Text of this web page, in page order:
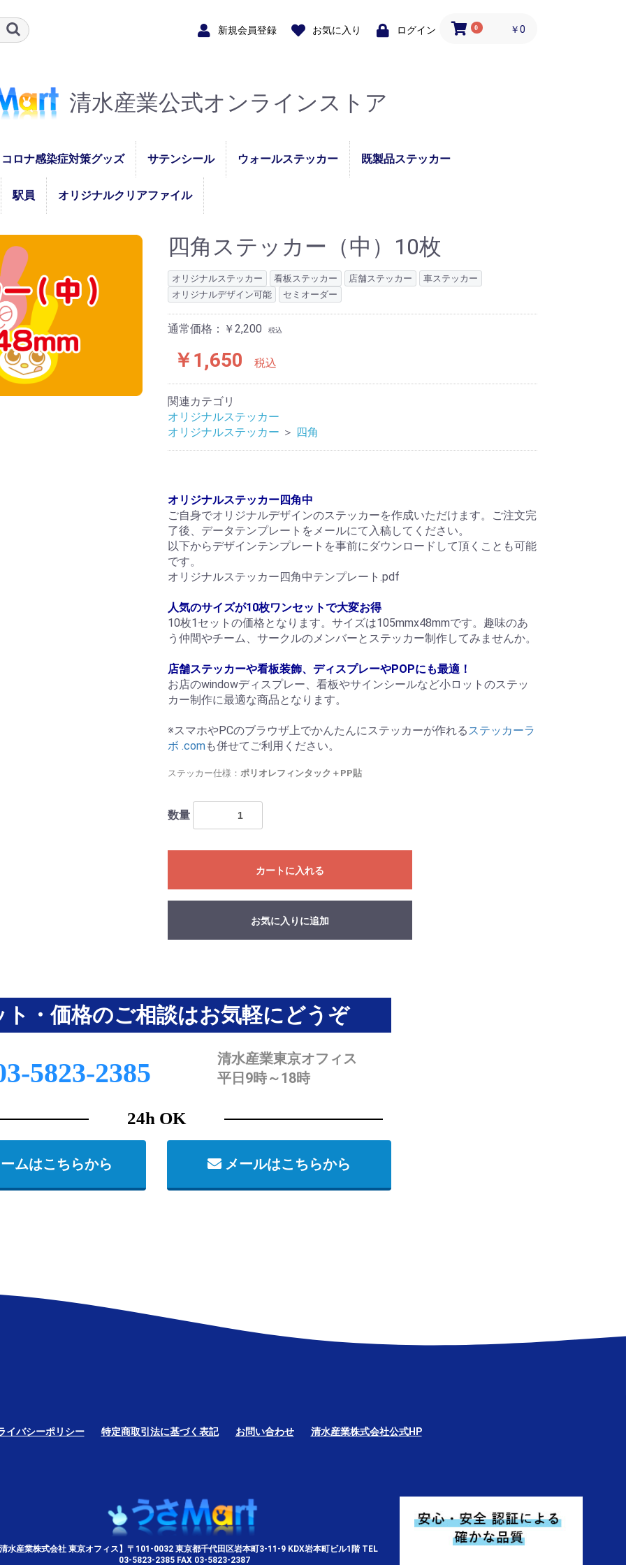
新規会員登録 お気に入り ログイン 0 ￥0
清水産業公式オンラインストア
コロナ感染症対策グッズ
マスクストラップ
非接触アクリルキーホ
デスクパーテーション
マスクハンガー
マスクケース
フェースガード
サテンシール
STAFFスタッフ縦
STAFFスタッフ横
PASSパス縦
PASSパス横
セミオーダー（名入
ウォールステッカー 既製品ステッカー
駅員 オリジナルクリアファイル
四角ステッカー（中）10枚
オリジナルステッカー 看板ステッカー 店舗ステッカー
車ステッカー
オリジナルデザイン可能
セミオーダー
通常価格：￥2,200 税込
￥1,650 税込
関連カテゴリ
オリジナルステッカー
オリジナルステッカー ＞ 四角
オリジナルステッカー四角中
ご自身でオリジナルデザインのステッカーを作成いただけます。ご注文完
了後、データテンプレートをメールにて入稿してください。
以下からデザインテンプレートを事前にダウンロードして頂くことも可能
です。
オリジナルステッカー四角中テンプレート.pdf
人気のサイズが10枚ワンセットで大変お得
10枚1セットの価格となります。サイズは105mmx48mmです。趣味のあ
う仲間やチーム、サークルのメンバーとステッカー制作してみませんか。
店舗ステッカーや看板装飾、ディスプレーやPOPにも最適！
お店のwindowディスプレー、看板やサインシールなど小ロットのステッ
カー制作に最適な商品となります。
※スマホやPCのブラウザ上でかんたんにステッカーが作れるステッカーラ
ボ .comも併せてご利用ください。
ステッカー仕様： ポリオレフィンタック＋PP貼
数量
カートに入れる
お気に入りに追加
ト・価格のご相談はお気軽にどうぞ
5823-2385
清水産業東京オフィス
平日9時～18時
24h OK
ムはこちらから メールはこちらから
イバシーポリシー 特定商取引法に基づく表記 お問い合わせ 清水産業株式会社公式HP
清水産業株式会社 東京オフィス】〒101-0032 東京都千代田区岩本町3-11-9 KDX岩本町ビル1階 TEL
03-5823-2385 FAX 03-5823-2387